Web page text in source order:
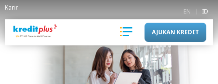
Karir EN ID
AJUKAN KREDIT